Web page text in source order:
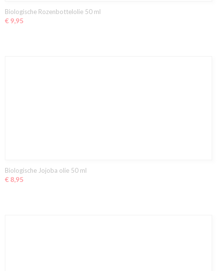
Biologische Rozenbottelolie 50 ml
€ 9,95
Biologische Jojoba olie 50 ml
€ 8,95